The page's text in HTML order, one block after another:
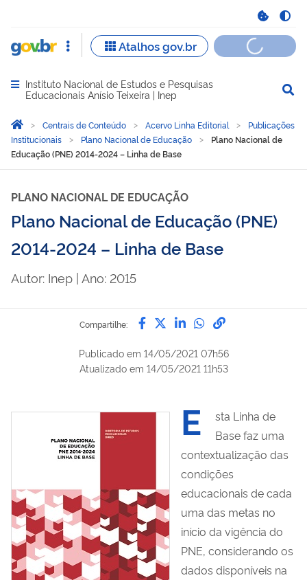
Abrir menu principal de navegação
Instituto Nacional de Estudos e Pesquisas
Educacionais Anísio Teixeira | Inep
Você está aqui:
Página Inicial
Centrais de Conteúdo Acervo Linha Editorial
Publicações
Institucionais
Plano Nacional de Educação
Plano Nacional de
Educação (PNE) 2014-2024 – Linha de Base
PLANO NACIONAL DE EDUCAÇÃO
Plano Nacional de Educação (PNE)
2014-2024 – Linha de Base
Autor: Inep | Ano: 2015
Compartilhe: Compartilhe por Facebook
Compartilhe por Twitter
Compartilhe por
Compartilhe
link para
Publicado em 14/05/2021 07h56
Atualizado em 14/05/2021 11h53
E
sta Linha de
Base faz uma
contextualização das
condições
educacionais de cada
uma das metas no
início da vigência do
PNE, considerando os
dados disponíveis na